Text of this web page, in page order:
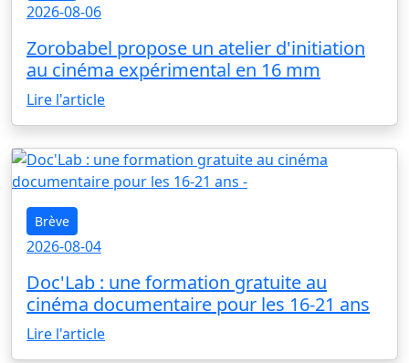
2026-08-06
Zorobabel propose un atelier d'initiation
au cinéma expérimental en 16 mm
Lire l'article
Brève
2026-08-04
Doc'Lab : une formation gratuite au
cinéma documentaire pour les 16-21 ans
Lire l'article